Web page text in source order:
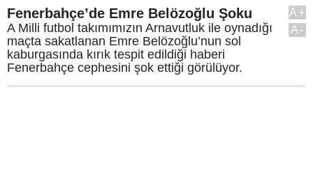
Fenerbahçe’de Emre Belözoğlu Şoku
A Milli futbol takımımızın Arnavutluk ile oynadığı
maçta sakatlanan Emre Belözoğlu’nun sol
kaburgasında kırık tespit edildiği haberi
Fenerbahçe cephesini şok ettiği görülüyor.
A+
A-